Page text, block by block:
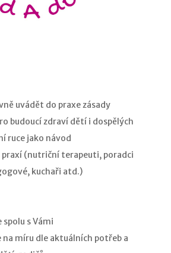
uvádět do praxe zásady
budoucí zdraví dětí i dospělých
ruce jako návod
praxí (nutriční terapeuti, poradci
kuchaři atd.)
s Vámi
na míru dle aktuálních potřeb a